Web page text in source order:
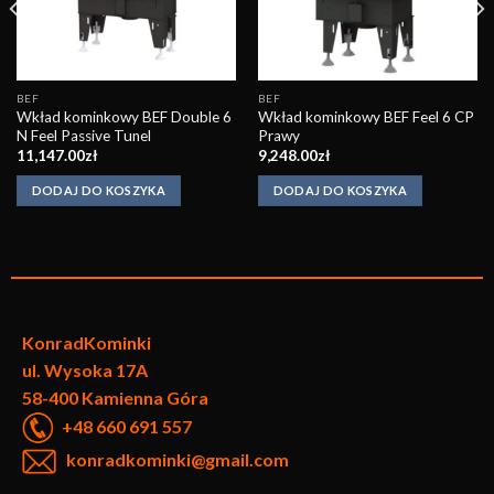
BEF
Wkład kominkowy BEF Double 6
N Feel Passive Tunel
11,147.00zł
DODAJ DO KOSZYKA
BEF
Wkład kominkowy BEF Feel 6 CP
Prawy
9,248.00zł
DODAJ DO KOSZYKA
KonradKominki
ul. Wysoka 17A
58-400 Kamienna Góra
+48 660 691 557
konradkominki@gmail.com